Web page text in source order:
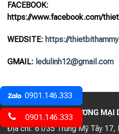
FACEBOOK:
https://www.facebook.com/
WEDSITE: https://
GMAIL: ledulinh12@gmail.com
CÔNG TY TNHH THƯƠNG MẠI
Địa chỉ:61/35 Trung Mỹ Tây 17,
0901.146.333
0901.146.333